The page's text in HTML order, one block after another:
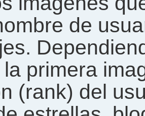
de
primera
(rank) del